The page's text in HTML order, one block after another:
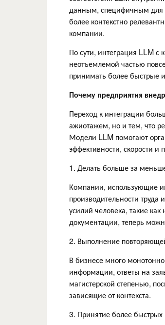
данным, специфичным для
более контекстно
компании.
По сути, интеграция LLM с
неотъемлемой частью
принимать более быстрые
Почему предприятия
Переход к интеграции
ажиотажем, но и тем, что
Модели LLM помогают
эффективности, скорости
1. Делать больше за
Компании, использующие
производительности
усилий человека, такие
документации, теперь
2. Выполнение
В бизнесе много
информации, ответы на
магистерской степенью,
зависящие от контекста.
3. Принятие более